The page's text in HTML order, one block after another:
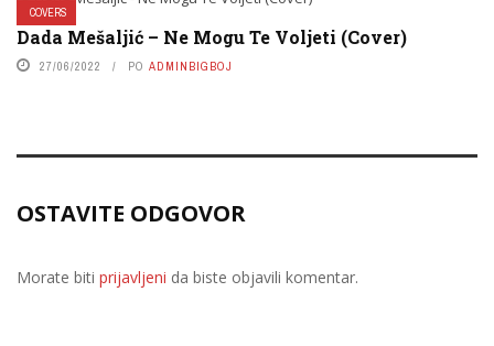
COVERS
Dada Mešaljić – Ne Mogu Te Voljeti (Cover)
27/06/2022 PO ADMINBIGBOJ
OSTAVITE ODGOVOR
Morate biti prijavljeni da biste objavili komentar.